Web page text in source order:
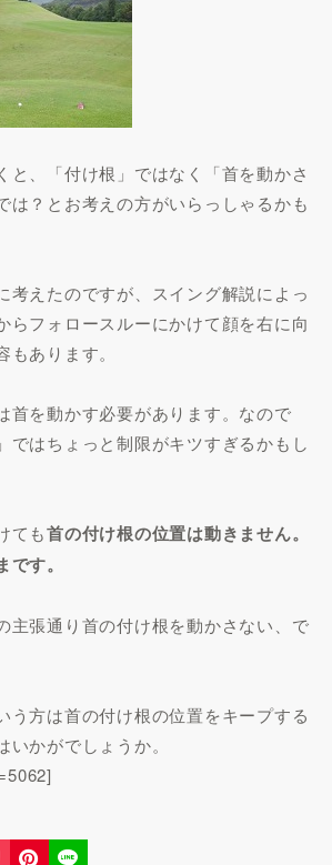
と、「付け根」ではなく「首を動かさ
は？とお考えの方がいらっしゃるかも
考えたのですが、スイング解説によっ
らフォロースルーにかけて顔を右に向
あります。
首を動かす必要があります。なので
ではちょっと制限がキツすぎるかもし
ても首の付け根の位置は動きません。
す。
主張通り首の付け根を動かさない、で
う方は首の付け根の位置をキープする
かがでしょうか。